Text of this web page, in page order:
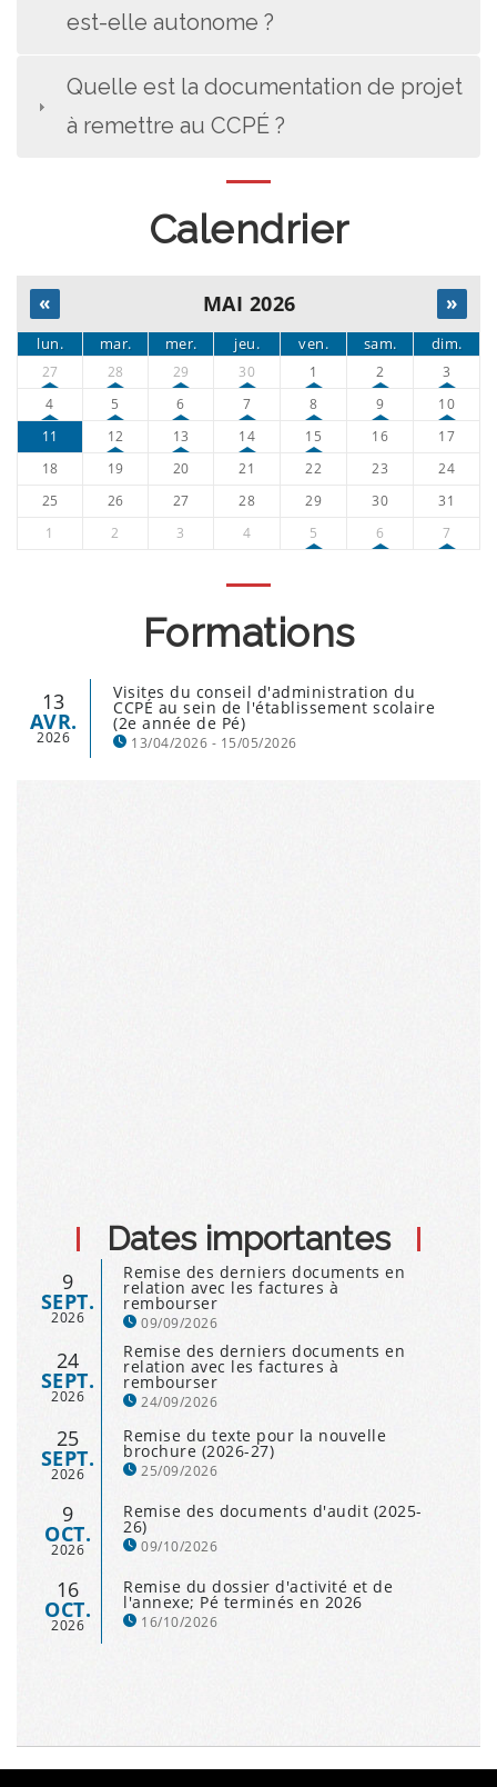
est-elle autonome ?
Quelle est la documentation de projet
à remettre au CCPÉ ?
Calendrier
« MAI 2026 »
lun. mar. mer. jeu. ven. sam. dim.
27 28 29 30 1 2
3
4
5 6 7 8 9
10
11
12 13 14 15 16
17
18
19 20 21 22 23
24
25
26 27 28 29 30
31
1
2 3 4 5 6 7
Formations
13
AVR.
2026
Visites du conseil d'administration du
CCPÉ au sein de l'établissement scolaire
(2e année de Pé)
13/04/2026 - 15/05/2026
Dates importantes
9
SEPT.
2026
Remise des derniers documents en
relation avec les factures à
rembourser
09/09/2026
24
SEPT.
2026
Remise des derniers documents en
relation avec les factures à
rembourser
24/09/2026
25
SEPT.
2026
Remise du texte pour la nouvelle
brochure (2026-27)
25/09/2026
9
OCT.
2026
Remise des documents d'audit (2025-
26)
09/10/2026
16
OCT.
2026
Remise du dossier d'activité et de
l'annexe; Pé terminés en 2026
16/10/2026